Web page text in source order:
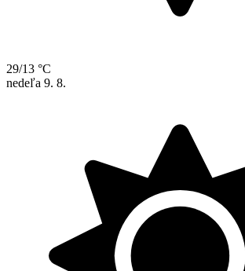
29/13 °C
nedeľa 9. 8.